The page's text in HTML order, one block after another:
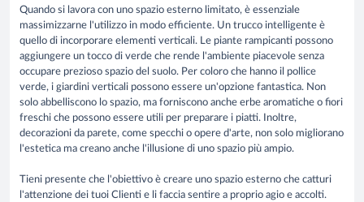
Quando si lavora con uno spazio esterno limitato, è essenziale
massimizzarne l'utilizzo in modo efficiente. Un trucco intelligente è
quello di incorporare elementi verticali. Le piante rampicanti possono
aggiungere un tocco di verde che rende l'ambiente piacevole senza
occupare prezioso spazio del suolo. Per coloro che hanno il pollice
verde, i giardini verticali possono essere un'opzione fantastica. Non
solo abbelliscono lo spazio, ma forniscono anche erbe aromatiche o fiori
freschi che possono essere utili per preparare i piatti. Inoltre,
decorazioni da parete, come specchi o opere d'arte, non solo migliorano
l'estetica ma creano anche l'illusione di uno spazio più ampio.
Tieni presente che l'obiettivo è creare uno spazio esterno che catturi
l'attenzione dei tuoi Clienti e li faccia sentire a proprio agio e accolti.